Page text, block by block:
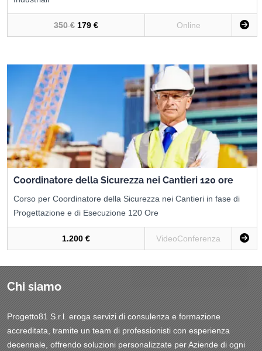
350 €179 € Online
Coordinatore della Sicurezza nei Cantieri 120 ore
Corso per Coordinatore della Sicurezza nei Cantieri in fase di
Progettazione e di Esecuzione 120 Ore
1.200 € VideoConferenza
Chi siamo
Progetto81 S.r.l. eroga servizi di consulenza e formazione
accreditata, tramite un team di professionisti con esperienza
decennale, offrendo soluzioni personalizzate per Aziende di ogni